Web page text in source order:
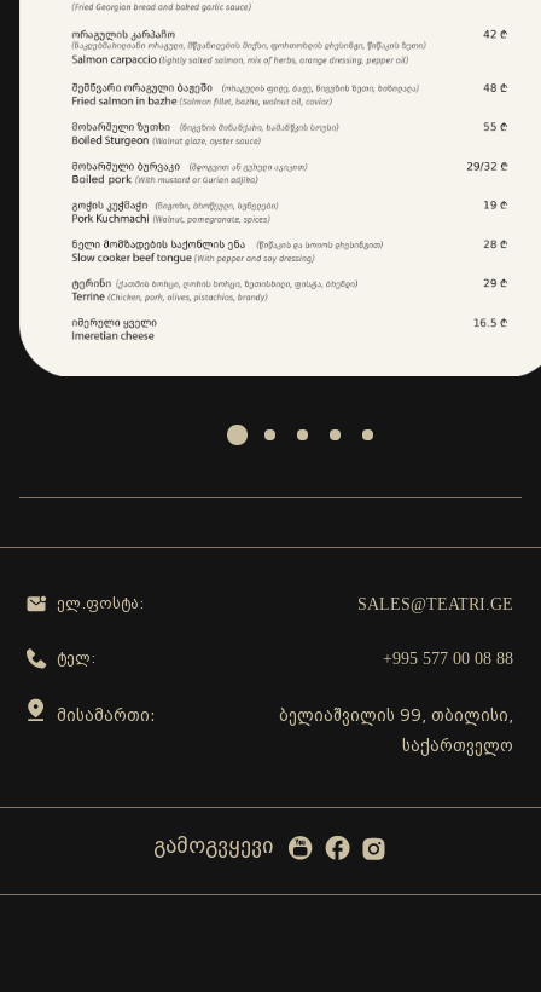
ელ.ფოსტა: SALES@TEATRI.GE
ტელ: +995 577 00 08 88
მისამართი:
ბელიაშვილის 99, თბილისი,
საქართველო
გამოგვყევი